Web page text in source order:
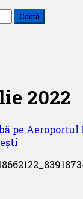
2022
pe